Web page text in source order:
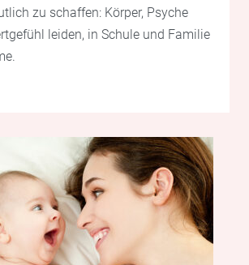
zu schaffen: Körper, Psyche
leiden, in Schule und Familie